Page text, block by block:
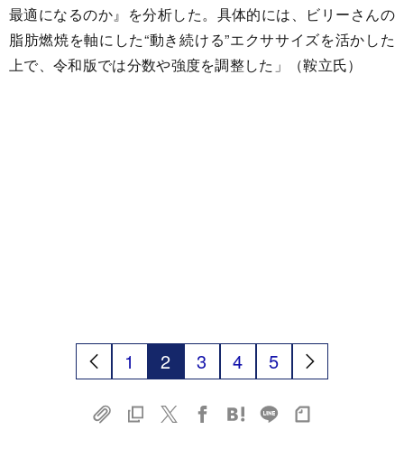
最適になるのか』を分析した。具体的には、ビリーさんの
脂肪燃焼を軸にした“動き続ける”エクササイズを活かした
上で、令和版では分数や強度を調整した」（鞍立氏）
1 2 3 4 5